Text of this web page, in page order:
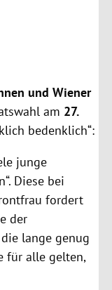
und Wiener
am 27.
bedenklich“:
junge
Diese bei
fordert
der
lange genug
für alle gelten,